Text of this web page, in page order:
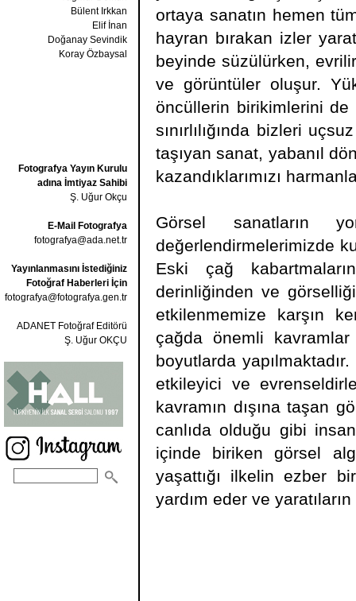
Bülent Irkkan
Elif İnan
Doğanay Sevindik
Koray Özbaysal
Fotografya Yayın Kurulu
adına İmtiyaz Sahibi
Ş. Uğur Okçu
E-Mail Fotografya
fotografya@ada.net.tr
Yayınlanmasını İstediğiniz
Fotoğraf Haberleri İçin
fotografya@fotografya.gen.tr
ADANET Fotoğraf Editörü
Ş. Uğur OKÇU
ortaya sanatın hemen
hayran bırakan izler
beyinde süzülürken,
ve görüntüler oluşur.
öncüllerin birikimlerini
sınırlılığında bizleri
taşıyan sanat, yabanıl
kazandıklarımızı
Görsel sanatların
değerlendirmelerimizde
Eski çağ
derinliğinden ve
etkilenmemize karşın
çağda önemli
boyutlarda
etkileyici ve
kavramın dışına taşan
canlıda olduğu gibi
içinde biriken görsel
yaşattığı ilkelin ezber
yardım eder ve